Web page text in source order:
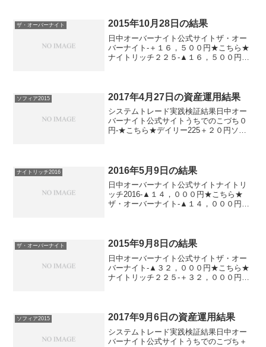
ザ・オーバーナイト 2015年10月28日の結果
日中オーバーナイト公式サイトザ・オー
バーナイト-＋１６，５００円★こちら★
ナイトリッチ２２５-▲１６，５００円パ
００円...
ソフィア2015 2017年4月27日の資産運用結果
システムトレード実践検証結果日中オー
バーナイト公式サイトうちでのこづち０
円-★こちら★デイリー225＋２０円ソフ
▲...
ナイトリッチ2016 2016年5月9日の結果
日中オーバーナイト公式サイトナイトリ
ッチ2016-▲１４，０００円★こちら★
ザ・オーバーナイト-▲１４，０００円★
１，０００...
ザ・オーバーナイト 2015年9月8日の結果
日中オーバーナイト公式サイトザ・オー
バーナイト-▲３２，０００円★こちら★
ナイトリッチ２２５-＋３２，０００円パ
６，５０...
ソフィア2015 2017年9月6日の資産運用結果
システムトレード実践検証結果日中オー
バーナイト公式サイトうちでのこづち＋